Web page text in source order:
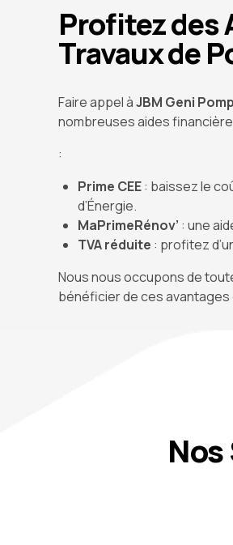
Profitez des
Travaux de
Faire appel àJBM Geni
nombreuses aides
:
Prime CEE: baissez le
d’Énergie.
MaPrimeRénov’ : une
TVA réduite : profitez
Nous nous occupons de
bénéficier de ces